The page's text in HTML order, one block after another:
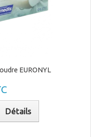
EURONYL
Détails